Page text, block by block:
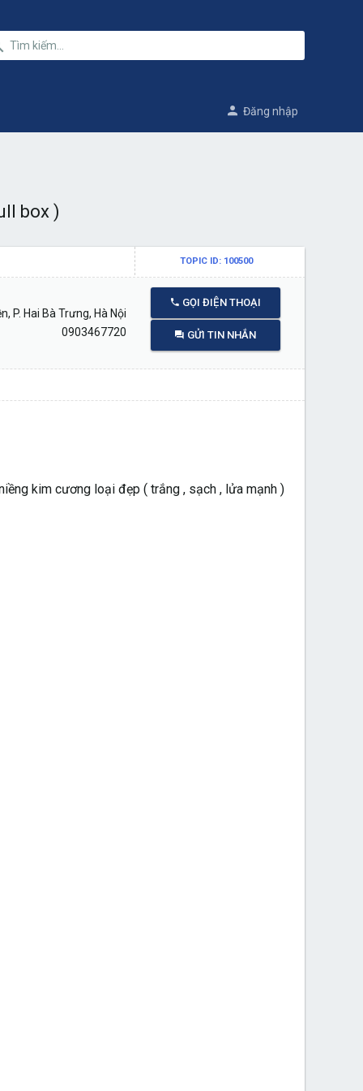
Đăng nhập
box )
TOPIC ID: 100500
P. Hai Bà Trưng, Hà Nội
0903467720
GỌI ĐIỆN THOẠI
GỬI TIN NHẮN
kim cương loại đẹp ( trắng , sạch , lửa mạnh )